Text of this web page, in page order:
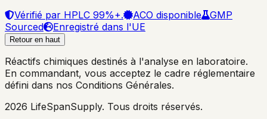
Vérifié par HPLC 99%+.
ACO disponible
GMP
Sourced
Enregistré dans l'UE
Retour en haut
Réactifs chimiques destinés à l'analyse en laboratoire.
En commandant, vous acceptez le cadre réglementaire
défini dans nos Conditions Générales.
2026 LifeSpanSupply. Tous droits réservés.